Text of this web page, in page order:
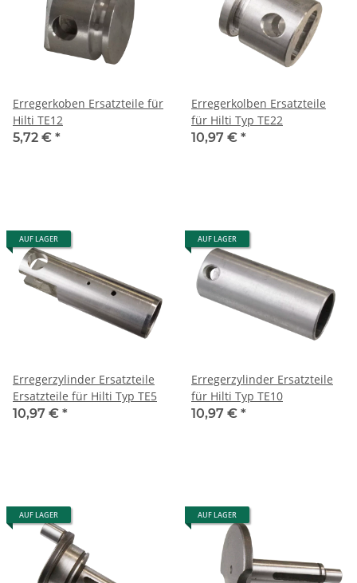
Erregerkoben Ersatzteile für
Hilti TE12
5,72 € *
Erregerkolben Ersatzteile
für Hilti Typ TE22
10,97 € *
AUF LAGER
Erregerzylinder Ersatzteile
Ersatzteile für Hilti Typ TE5
10,97 € *
AUF LAGER
Erregerzylinder Ersatzteile
für Hilti Typ TE10
10,97 € *
AUF LAGER AUF LAGER